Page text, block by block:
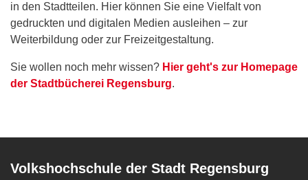
in den Stadtteilen. Hier können Sie eine Vielfalt von
gedruckten und digitalen Medien ausleihen – zur
Weiterbildung oder zur Freizeitgestaltung.
Sie wollen noch mehr wissen? Hier geht's zur Homepage
der Stadtbücherei Regensburg.
Volkshochschule der Stadt Regensburg